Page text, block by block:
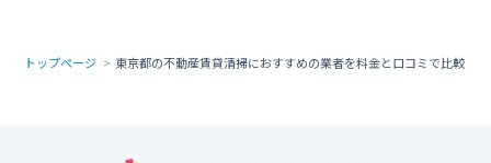
トップページ 東京都の不動産賃貸清掃におすすめの業者を料金と口コミで比較